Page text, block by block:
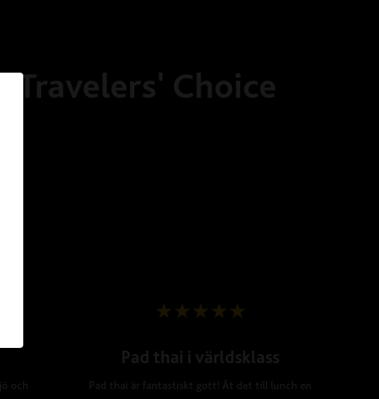
Travelers' Choice
och
Pad thai i världsklass
Pad thai är fantastiskt gott! Åt det till lunch en